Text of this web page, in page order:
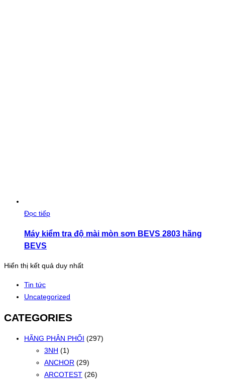
Đọc tiếp
Máy kiểm tra độ mài mòn sơn BEVS 2803 hãng
BEVS
Hiển thị kết quả duy nhất
Tin tức
Uncategorized
CATEGORIES
HÃNG PHÂN PHỐI (297)
3NH (1)
ANCHOR (29)
ARCOTEST (26)